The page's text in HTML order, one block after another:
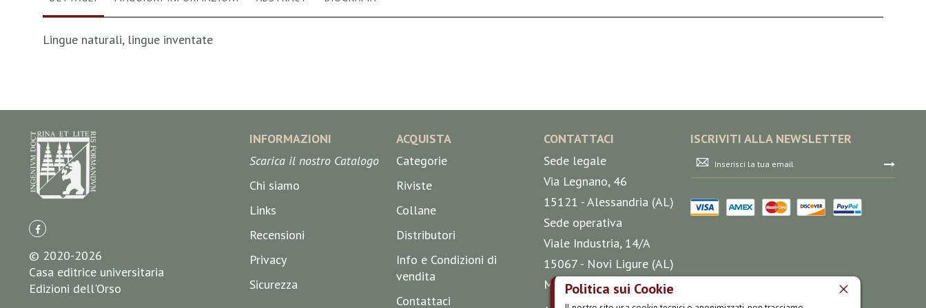
Politica sui Cookie
Lingue naturali, lingue inventate
© 2020-2026
Casa editrice universitaria
Edizioni dell'Orso
INFORMAZIONI
Scarica il nostro Catalogo
Chi siamo
Links
Recensioni
Privacy
Sicurezza
ACQUISTA
Categorie
Riviste
Collane
Distributori
Info e Condizioni di
vendita
Contattaci
CONTATTACI
Sede legale
Via Legnano, 46
15121 - Alessandria (AL)
Sede operativa
Viale Industria, 14/A
15067 - Novi Ligure (AL)
Mappa
ISCRIVITI ALLA NEWSLETTER
Iscriviti
alla
nostra